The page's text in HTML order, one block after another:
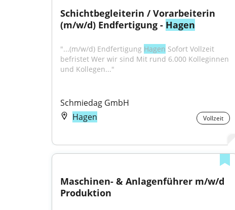
Schichtbegleiterin / Vorarbeiterin
(m/w/d) Endfertigung - Hagen
"...(m/w/d) Endfertigung Hagen Sofort Vollzeit
befristet Wer wir sind Mit rund 6.000 Kolleginnen
und Kollegen..."
Schmiedag GmbH
Hagen
Vollzeit
Maschinen- & Anlagenführer m/w/d
Produktion